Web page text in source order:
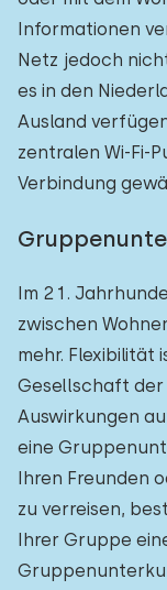
Informationen
Netz jedoch
es in den
Ausland
zentralen Wi-Fi-
Verbindung
Im 21.
zwischen
mehr. Flexibilität
Gesellschaft
Auswirkungen
eine
Ihren Freunden
zu verreisen,
Ihrer Gruppe